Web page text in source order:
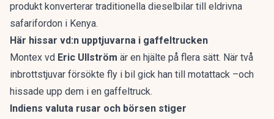
produkt konverterar traditionella dieselbilar till eldrivna
safarifordon i Kenya.
Här hissar vd:n upptjuvarna i gaffeltrucken
Montex vd Eric Ullström är en hjälte på flera sätt. När två
inbrottstjuvar försökte fly i bil gick han till motattack –och
hissade upp dem i en gaffeltruck.
Indiens valuta rusar och börsen stiger